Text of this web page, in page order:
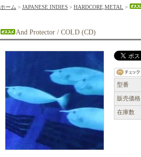
ホーム > JAPANESE INDIES > HARDCORE,METAL >
And Protector / COLD (CD)
型番
販売価格
在庫数